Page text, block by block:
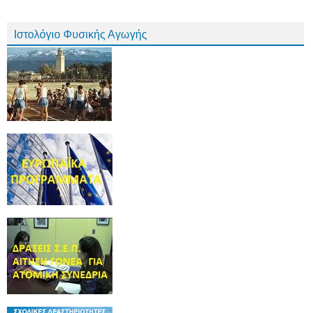
Ιστολόγιο Φυσικής Αγωγής